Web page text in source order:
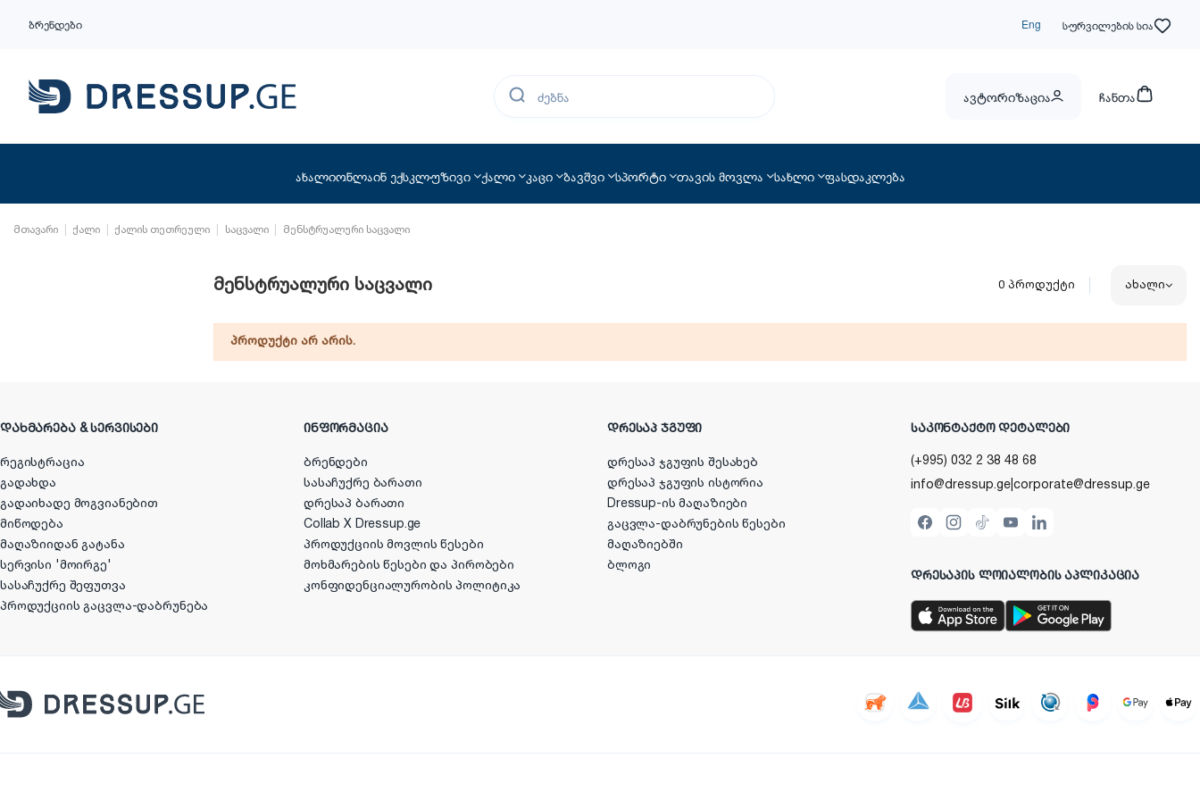
ბრენდები Eng სურვილების სია
ავტორიზაცია ჩანთა
ახალიონლაინ ექსკლუზივი ქალი კაცი ბავშვი სპორტი თავის მოვლა სახლი ფასდაკლება
მთავარი ქალი ქალის თეთრეული საცვალი მენსტრუალური საცვალი
მენსტრუალური საცვალი 0პროდუქტი ახალი
პროდუქტი არ არის.
ᲓᲐᲮᲛᲐᲠᲔᲑᲐ & ᲡᲔᲠᲕᲘᲡᲔᲑᲘ
რეგისტრაცია
გადახდა
გადაიხადე მოგვიანებით
მიწოდება
მაღაზიიდან გატანა
სერვისი 'მოირგე'
სასაჩუქრე შეფუთვა
პროდუქციის გაცვლა-დაბრუნება
ᲘᲜᲤᲝᲠᲛᲐᲪᲘᲐ
ბრენდები
სასაჩუქრე ბარათი
დრესაპ ბარათი
Collab X Dressup.ge
პროდუქციის მოვლის წესები
მოხმარების წესები და პირობები
კონფიდენციალურობის პოლიტიკა
ᲓᲠᲔᲡᲐᲞ ᲯᲒᲣᲤᲘ
დრესაპ ჯგუფის შესახებ
დრესაპ ჯგუფის ისტორია
Dressup-ის მაღაზიები
გაცვლა-დაბრუნების წესები
მაღაზიებში
ბლოგი
ᲡᲐᲙᲝᲜᲢᲐᲥᲢᲝ ᲓᲔᲢᲐᲚᲔᲑᲘ
(+995) 032 2 38 48 68
info@dressup.gecorporate@dressup.ge
ᲓᲠᲔᲡᲐᲞᲘᲡ ᲚᲝᲘᲐᲚᲝᲑᲘᲡ ᲐᲞᲚᲘᲙᲐᲪᲘᲐ